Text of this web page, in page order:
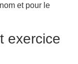
et pour le
exercice